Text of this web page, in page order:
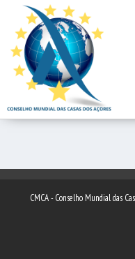
CMCA - Conselho Mundial das